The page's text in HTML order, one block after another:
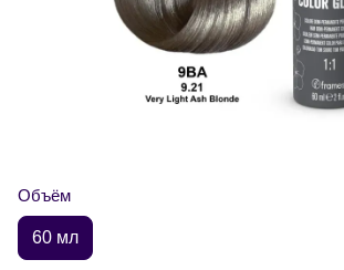
Объём
60 мл